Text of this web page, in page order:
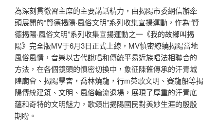
為深刻貫徹習主席的主要講話精力，由揭陽市委網信辦牽
頭展開的“賢德揭陽·風俗文明”系列收集宣揚運動，作為“賢
德揭陽·風俗文明”系列收集宣揚運動之一《我的故鄉叫揭
陽》完全版MV于6月3日正式上線，MV慎密繚繞揭陽當地
風俗風情，音樂以古代說唱和傳統平易近族唱法相聯合的
方法，在各個鏡頭的慎密切換中，象征陳舊傳承的汗青城
隍廟會、揭陽學宮，喬林燒龍，行m英歌文明、賽龍船等揭
陽傳統建筑、文明、風俗輪流退場，展現了厚重的汗青底
蘊和奇特的文明魅力，歌頌出揭陽國民對美妙生涯的殷殷
期盼。